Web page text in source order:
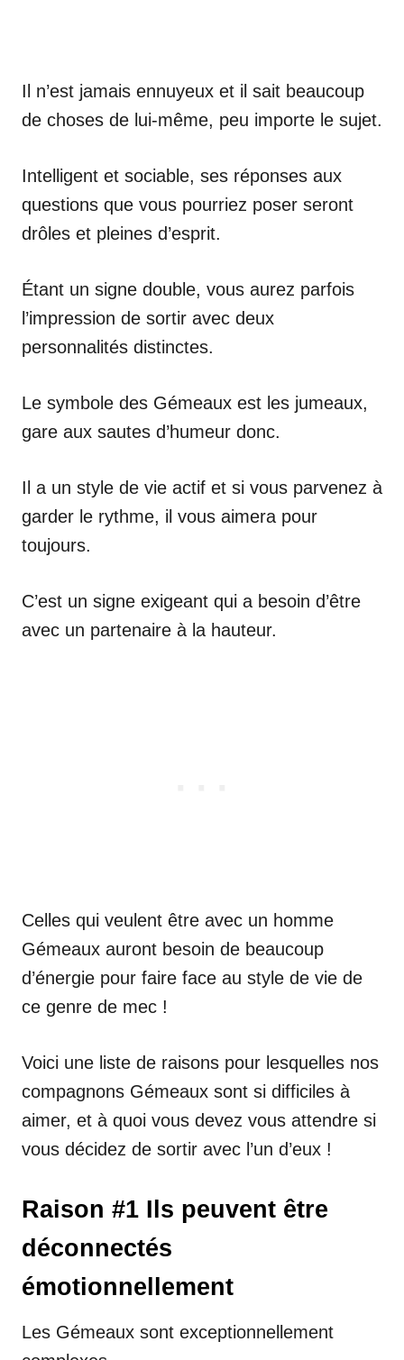
Il n’est jamais ennuyeux et il sait beaucoup
de choses de lui-même, peu importe le sujet.
Intelligent et sociable, ses réponses aux
questions que vous pourriez poser seront
drôles et pleines d’esprit.
Étant un signe double, vous aurez parfois
l’impression de sortir avec deux
personnalités distinctes.
Le symbole des Gémeaux est les jumeaux,
gare aux sautes d’humeur donc.
Il a un style de vie actif et si vous parvenez à
garder le rythme, il vous aimera pour
toujours.
C’est un signe exigeant qui a besoin d’être
avec un partenaire à la hauteur.
Celles qui veulent être avec un homme
Gémeaux auront besoin de beaucoup
d’énergie pour faire face au style de vie de
ce genre de mec !
Voici une liste de raisons pour lesquelles nos
compagnons Gémeaux sont si difficiles à
aimer, et à quoi vous devez vous attendre si
vous décidez de sortir avec l’un d’eux !
Raison #1 Ils peuvent être
déconnectés
émotionnellement
Les Gémeaux sont exceptionnellement